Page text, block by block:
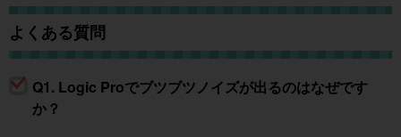
よくある質問
Q1. Logic Proでブツブツノイズが出るのはなぜです
か？